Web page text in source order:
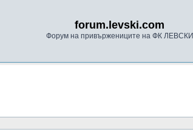
forum.levski.com
Форум на привържениците на ФК ЛЕВСКИ